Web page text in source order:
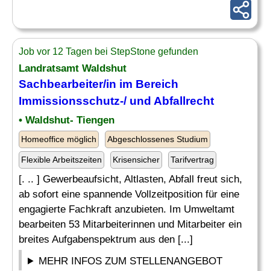
Job vor 12 Tagen bei StepStone gefunden
Landratsamt Waldshut
Sachbearbeiter/in im Bereich
Immissionsschutz-/ und Abfallrecht
• Waldshut- Tiengen
Homeoffice möglich Abgeschlossenes Studium
Flexible Arbeitszeiten Krisensicher Tarifvertrag
[. .. ] Gewerbeaufsicht, Altlasten, Abfall freut sich,
ab sofort eine spannende Vollzeitposition für eine
engagierte Fachkraft anzubieten. Im Umweltamt
bearbeiten 53 Mitarbeiterinnen und Mitarbeiter ein
breites Aufgabenspektrum aus den [...]
MEHR INFOS ZUM STELLENANGEBOT